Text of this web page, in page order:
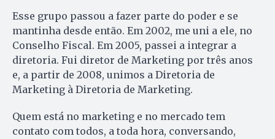
Esse grupo passou a fazer parte do poder e se
mantinha desde então. Em 2002, me uni a ele, no
Conselho Fiscal. Em 2005, passei a integrar a
diretoria. Fui diretor de Marketing por três anos
e, a partir de 2008, unimos a Diretoria de
Marketing à Diretoria de Marketing.
Quem está no marketing e no mercado tem
contato com todos, a toda hora, conversando,